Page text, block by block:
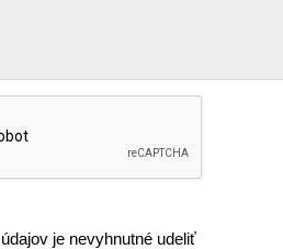
je nevyhnutné udeliť